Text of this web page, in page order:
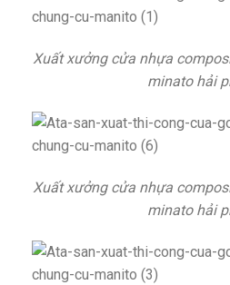
Xuất xưởng cửa nhựa
minato hải
Xuất xưởng cửa nhựa
minato hải